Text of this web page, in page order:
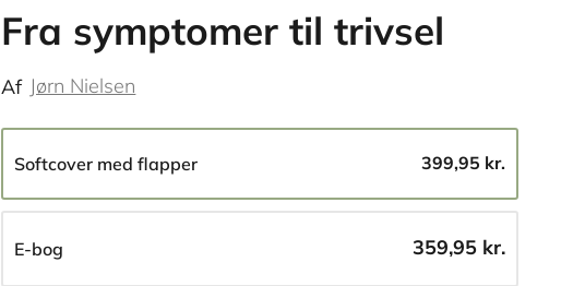
Fra symptomer til trivsel
Af Jørn Nielsen
Softcover med flapper 399,95 kr.
E-bog 359,95 kr.